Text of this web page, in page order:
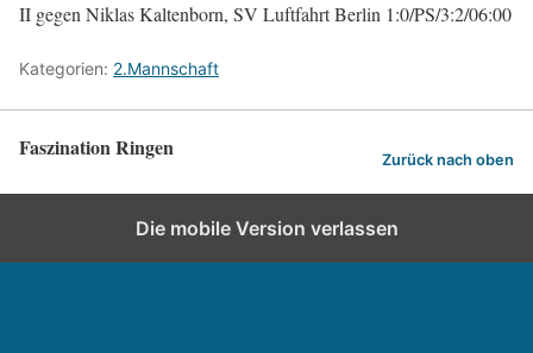
II gegen Niklas Kaltenborn, SV Luftfahrt Berlin 1:0/PS/3:2/06:00
Kategorien: 2.Mannschaft
Faszination Ringen Zurück nach oben
Die mobile Version verlassen